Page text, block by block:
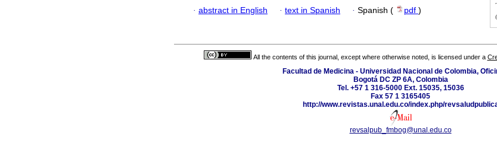
· abstract in English · text in Spanish · Spanish ( pdf )
All the contents of this journal, except where otherwise noted, is licensed under a
Facultad de Medicina - Universidad Nacional de Colombia,
Bogotá DC ZP 6A, Colombia
Tel. +57 1 316-5000 Ext. 15035, 15036
Fax 57 1 3165405
http://www.revistas.unal.edu.co/index.php/
revsalpub_fmbog@unal.edu.co